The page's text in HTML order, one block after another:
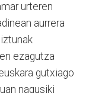
urteren
aurrera
ezagutza
gutxiago
nagusiki